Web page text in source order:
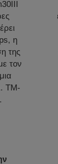
η
της
τον
TM-